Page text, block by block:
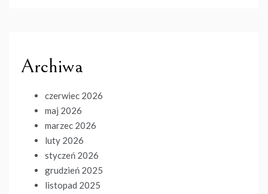
Archiwa
czerwiec 2026
maj 2026
marzec 2026
luty 2026
styczeń 2026
grudzień 2025
listopad 2025